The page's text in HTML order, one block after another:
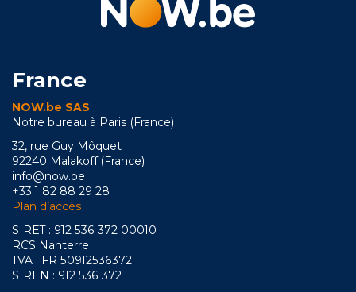
France
NOW.be SAS
Notre bureau à Paris (France)
32, rue Guy Môquet
92240 Malakoff (France)
info@now.be
+33 1 82 88 29 28
Plan d’accès
SIRET : 912 536 372 00010
RCS Nanterre
TVA : FR 50912536372
SIREN : 912 536 372